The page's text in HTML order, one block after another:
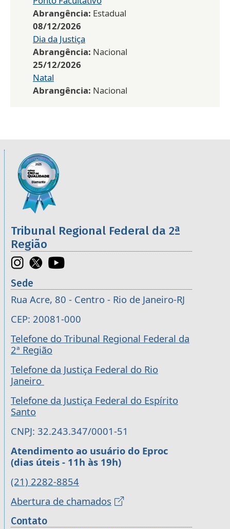
Abrangência: Estadual
08/12/2026
Dia da Justiça
Abrangência: Nacional
25/12/2026
Natal
Abrangência: Nacional
Informações úteis sobre os órgãos da 2ª
Imagem
Tribunal Regional Federal da 2ª
Região
Sede
Rua Acre, 80 - Centro - Rio de Janeiro-RJ
CEP: 20081-000
Telefone do Tribunal Regional Federal da
2ª Região
Telefone da Justiça Federal do Rio
Janeiro
Telefone da Justiça Federal do Espírito
Santo
CNPJ: 32.243.347/0001-51
Atendimento ao usuário do Eproc
(dias úteis - 11h às 19h)
(21) 2282-8854
Abertura de chamados
Contato